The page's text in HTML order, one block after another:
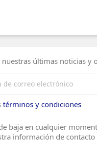
últimas noticias y
términos y condiciones
baja en cualquier
información de contacto